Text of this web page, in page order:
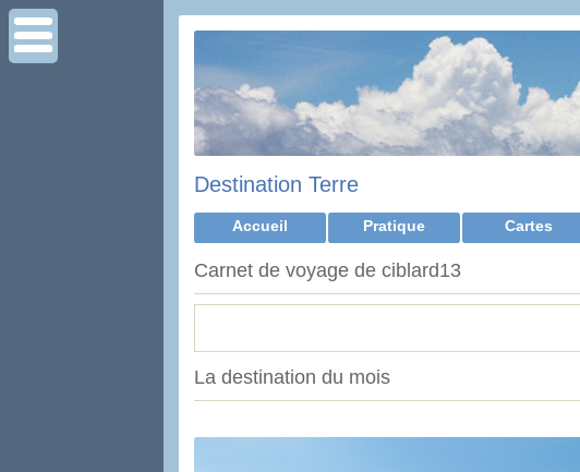
Destination Terre
Accueil Pratique Cartes
Carnet de voyage de ciblard13
La destination du mois